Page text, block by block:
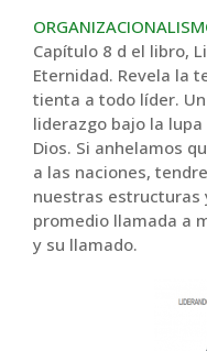
Capítulo 8 d el libro,
Eternidad. Revela la
tienta a todo líder.
liderazgo bajo la
Dios. Si anhelamos
a las naciones,
nuestras estructuras
promedio llamada a
y su llamado.